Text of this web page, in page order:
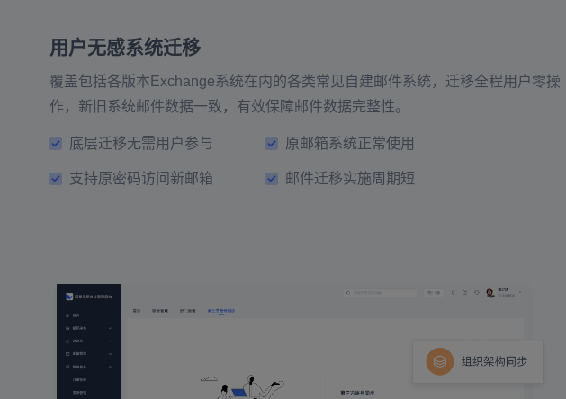
用户无感系统迁移
覆盖包括各版本Exchange系统在内的各类常见自建邮件系统，迁移全程用户零操
作，新旧系统邮件数据一致，有效保障邮件数据完整性。
底层迁移无需用户参与 原邮箱系统正常使用
支持原密码访问新邮箱 邮件迁移实施周期短